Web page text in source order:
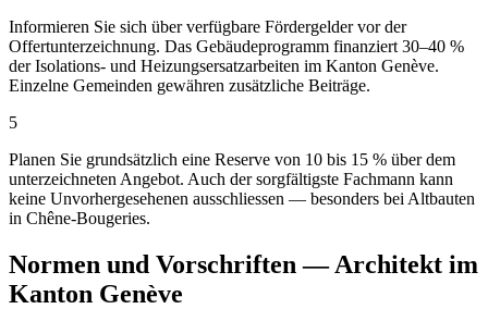
Informieren Sie sich über verfügbare Fördergelder vor der
Offertunterzeichnung. Das Gebäudeprogramm finanziert 30–40 %
der Isolations- und Heizungsersatzarbeiten im Kanton Genève.
Einzelne Gemeinden gewähren zusätzliche Beiträge.
5
Planen Sie grundsätzlich eine Reserve von 10 bis 15 % über dem
unterzeichneten Angebot. Auch der sorgfältigste Fachmann kann
keine Unvorhergesehenen ausschliessen — besonders bei Altbauten
in Chêne-Bougeries.
Normen und Vorschriften — Architekt im
Kanton Genève